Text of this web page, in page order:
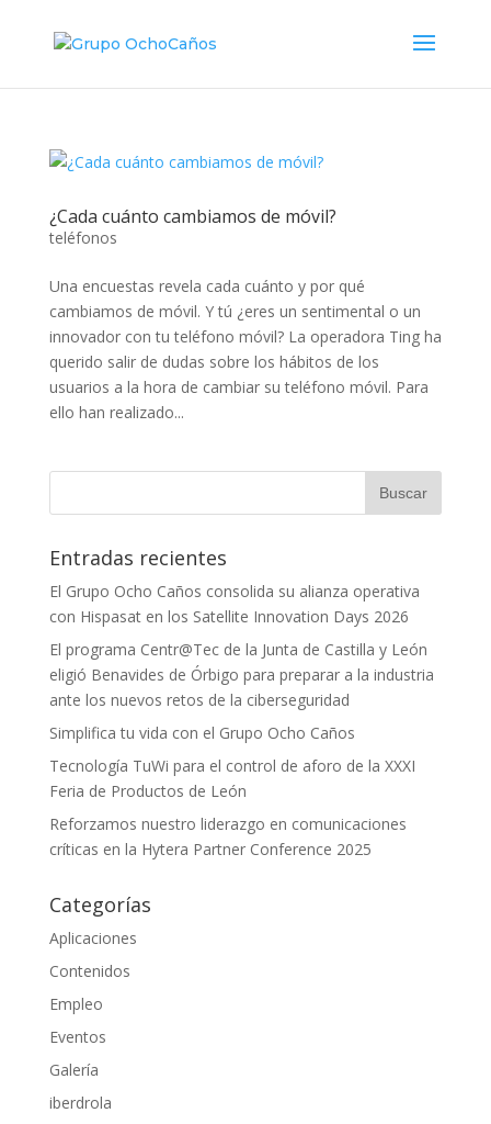
¿Cada cuánto cambiamos de móvil?
teléfonos
Una encuestas revela cada cuánto y por qué
cambiamos de móvil. Y tú ¿eres un sentimental o un
innovador con tu teléfono móvil? La operadora Ting ha
querido salir de dudas sobre los hábitos de los
usuarios a la hora de cambiar su teléfono móvil. Para
ello han realizado...
Entradas recientes
El Grupo Ocho Caños consolida su alianza operativa
con Hispasat en los Satellite Innovation Days 2026
El programa Centr@Tec de la Junta de Castilla y León
eligió Benavides de Órbigo para preparar a la industria
ante los nuevos retos de la ciberseguridad
Simplifica tu vida con el Grupo Ocho Caños
Tecnología TuWi para el control de aforo de la XXXI
Feria de Productos de León
Reforzamos nuestro liderazgo en comunicaciones
críticas en la Hytera Partner Conference 2025
Categorías
Aplicaciones
Contenidos
Empleo
Eventos
Galería
iberdrola